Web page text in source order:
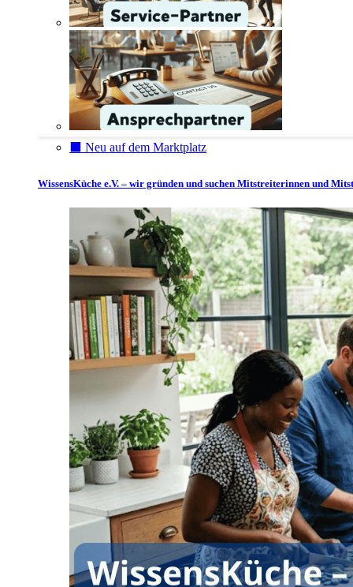
⬛️ Neu auf dem Marktplatz
WissensKüche e.V. – wir gründen und suchen Mitstreiterinnen und